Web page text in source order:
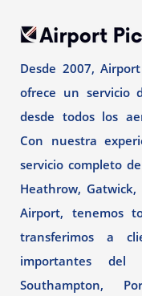
Desde 2007,
ofrece un servicio
desde todos los
Con nuestra
servicio completo
Heathrow,
Airport, tenemos
transferimos a
importantes del
Southampton,